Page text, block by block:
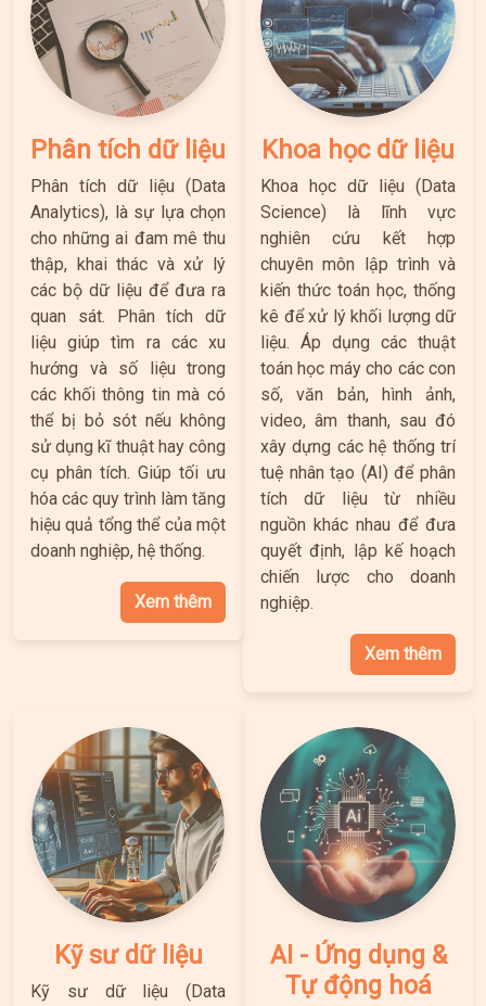
Phân tích dữ liệu
Phân tích dữ liệu (Data
Analytics), là sự lựa chọn
cho những ai đam mê thu
thập, khai thác và xử lý
các bộ dữ liệu để đưa ra
quan sát. Phân tích dữ
liệu giúp tìm ra các xu
hướng và số liệu trong
các khối thông tin mà có
thể bị bỏ sót nếu không
sử dụng kĩ thuật hay công
cụ phân tích. Giúp tối ưu
hóa các quy trình làm tăng
hiệu quả tổng thể của một
doanh nghiệp, hệ thống.
Xem thêm
Khoa học dữ liệu
Khoa học dữ liệu (Data
Science) là lĩnh vực
nghiên cứu kết hợp
chuyên môn lập trình và
kiến thức toán học, thống
kê để xử lý khối lượng dữ
liệu. Áp dụng các thuật
toán học máy cho các con
số, văn bản, hình ảnh,
video, âm thanh, sau đó
xây dựng các hệ thống trí
tuệ nhân tạo (AI) để phân
tích dữ liệu từ nhiều
nguồn khác nhau để đưa
quyết định, lập kế hoạch
chiến lược cho doanh
nghiệp.
Xem thêm
Kỹ sư dữ liệu
Kỹ sư dữ liệu (Data
AI - Ứng dụng &
Tự động hoá